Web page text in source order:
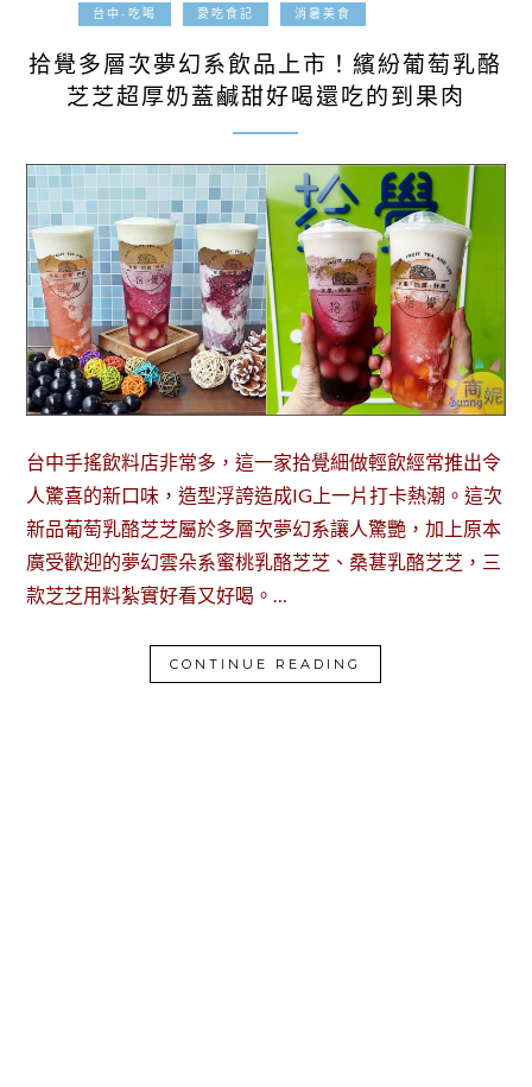
台中-吃喝 愛吃食記 消暑美食
拾覺多層次夢幻系飲品上市！繽紛葡萄乳酪
芝芝超厚奶蓋鹹甜好喝還吃的到果肉
台中手搖飲料店非常多，這一家拾覺細做輕飲經常推出令
人驚喜的新口味，造型浮誇造成IG上一片打卡熱潮。這次
新品葡萄乳酪芝芝屬於多層次夢幻系讓人驚艷，加上原本
廣受歡迎的夢幻雲朵系蜜桃乳酪芝芝、桑葚乳酪芝芝，三
款芝芝用料紮實好看又好喝。…
CONTINUE READING